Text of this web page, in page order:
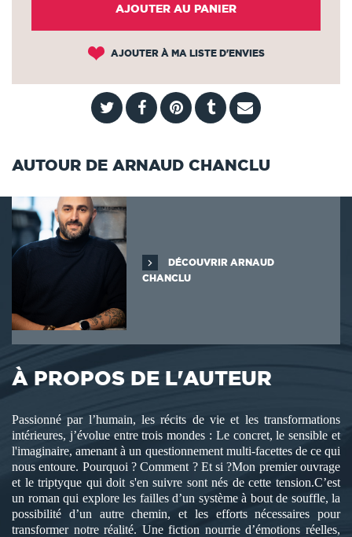
AJOUTER AU PANIER
AJOUTER À MA LISTE D'ENVIES
AUTOUR DE ARNAUD CHANCLU
DÉCOUVRIR ARNAUD
CHANCLU
À PROPOS DE L'AUTEUR
Passionné par l’humain, les récits de vie et les transformations
intérieures, j’évolue entre trois mondes : Le concret, le sensible et
l'imaginaire, amenant à un questionnement multi-facettes de ce qui
nous entoure. Pourquoi ? Comment ? Et si ?Mon premier ouvrage
et le triptyque qui doit s'en suivre sont nés de cette tension.C’est
un roman qui explore les failles d’un système à bout de souffle, la
possibilité d’un autre chemin, et les efforts nécessaires pour
transformer notre réalité. Une fiction nourrie d’émotions réelles,